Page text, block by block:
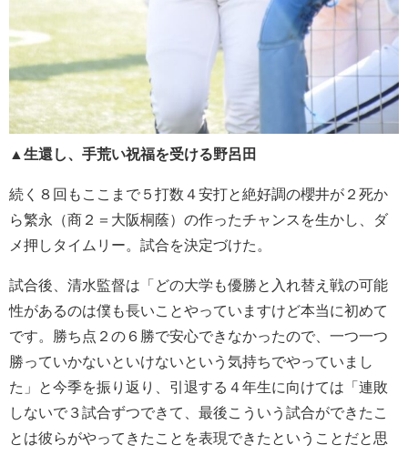
▲生還し、手荒い祝福を受ける野呂田
続く８回もここまで５打数４安打と絶好調の櫻井が２死か
ら繁永（商２＝大阪桐蔭）の作ったチャンスを生かし、ダ
メ押しタイムリー。試合を決定づけた。
試合後、清水監督は「どの大学も優勝と入れ替え戦の可能
性があるのは僕も長いことやっていますけど本当に初めて
です。勝ち点２の６勝で安心できなかったので、一つ一つ
勝っていかないといけないという気持ちでやっていまし
た」と今季を振り返り、引退する４年生に向けては「連敗
しないで３試合ずつできて、最後こういう試合ができたこ
とは彼らがやってきたことを表現できたということだと思